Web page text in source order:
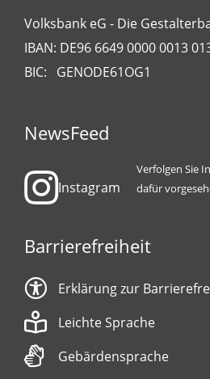
Volksbank eG - Die
IBAN: DE96 6649 0000 0013
BIC: GENODE61OG1
NewsFeed
Instagram
Verfolgen Sie
dafür
Barrierefreiheit
Erklärung zur
Leichte Sprache
Gebärdensprache